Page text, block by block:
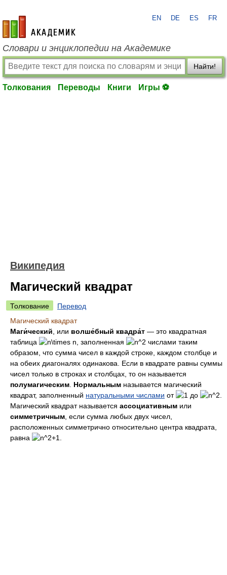
academic.ru
EN DE ES FR
Словари и энциклопедии на Академике
Найти!
Толкования Переводы Книги Игры ⚽
Википедия
Магический квадрат
Толкование
Перевод
Магический квадрат
Маги́ческий , или волше́бный квадра́т — это квадратная
таблица
, заполненная
числами таким
образом, что сумма чисел в каждой строке, каждом столбце и
на обеих диагоналях одинакова. Если в квадрате равны суммы
чисел только в строках и столбцах, то он называется
полумагическим Нормальным называется магический
квадрат, заполненный натуральными числами от до
Магический квадрат называется ассоциативным или
симметричным , если сумма любых двух чисел,
расположенных симметрично относительно центра квадрата,
равна